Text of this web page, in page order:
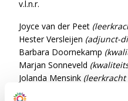
v.l.n.r.
Joyce van der Peet
Hester Versleijen (adjunct-
Barbara Doornekamp
Marjan Sonneveld
Jolanda Mensink (leerkracht
Maaike van den Akker